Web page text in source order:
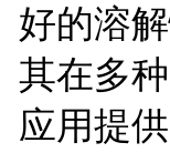
好的溶
其在多
应用提